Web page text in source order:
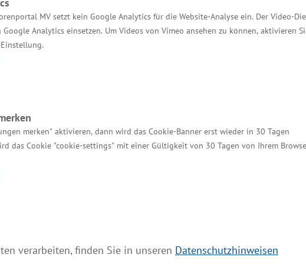
MV setzt kein Google Analytics für die Website-Analyse ein. Der Video-
Analytics einsetzen. Um Videos von Vimeo ansehen zu können, aktivieren
merken" aktivieren, dann wird das Cookie-Banner erst wieder in 30 Tagen
das Cookie "cookie-settings" mit einer Gültigkeit von 30 Tagen von Ihrem
verarbeiten, finden Sie in unseren Datenschutzhinweisen
MV Serviceportal
Aktuelle Broschüren und Downloads
Datenschutz
Bildnachweis
und
Tel.: